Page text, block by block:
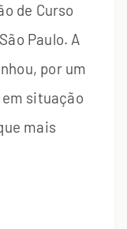
de Curso
Paulo. A
por um
situação
mais